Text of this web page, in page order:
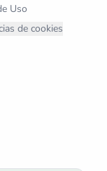
Uso
de cookies